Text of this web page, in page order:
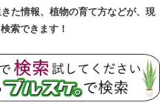
温室内で管理しており
冬場は暖房を入れ、
葉植物のみを1点1点
ていただいておりま
の植物です。開店祝
決済もご用意】
致し
様の場合、 御見積
行対応いたします。
た情報、植物の育て方などが、現
索できます！